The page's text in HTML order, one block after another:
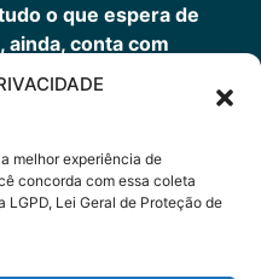
melhor experiência de
concorda com essa coleta
LGPD, Lei Geral de Proteção de
o que espera de
ainda, conta com
24h.
com a garantia